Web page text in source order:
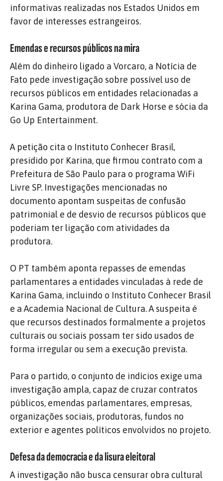
informativas realizadas nos Estados Unidos em
favor de interesses estrangeiros.
Emendas e recursos públicos na mira
Além do dinheiro ligado a Vorcaro, a Notícia de
Fato pede investigação sobre possível uso de
recursos públicos em entidades relacionadas a
Karina Gama, produtora de Dark Horse e sócia da
Go Up Entertainment.
A petição cita o Instituto Conhecer Brasil,
presidido por Karina, que firmou contrato com a
Prefeitura de São Paulo para o programa WiFi
Livre SP. Investigações mencionadas no
documento apontam suspeitas de confusão
patrimonial e de desvio de recursos públicos que
poderiam ter ligação com atividades da
produtora.
O PT também aponta repasses de emendas
parlamentares a entidades vinculadas à rede de
Karina Gama, incluindo o Instituto Conhecer Brasil
e a Academia Nacional de Cultura. A suspeita é
que recursos destinados formalmente a projetos
culturais ou sociais possam ter sido usados de
forma irregular ou sem a execução prevista.
Para o partido, o conjunto de indícios exige uma
investigação ampla, capaz de cruzar contratos
públicos, emendas parlamentares, empresas,
organizações sociais, produtoras, fundos no
exterior e agentes políticos envolvidos no projeto.
Defesa da democracia e da lisura eleitoral
A investigação não busca censurar obra cultural